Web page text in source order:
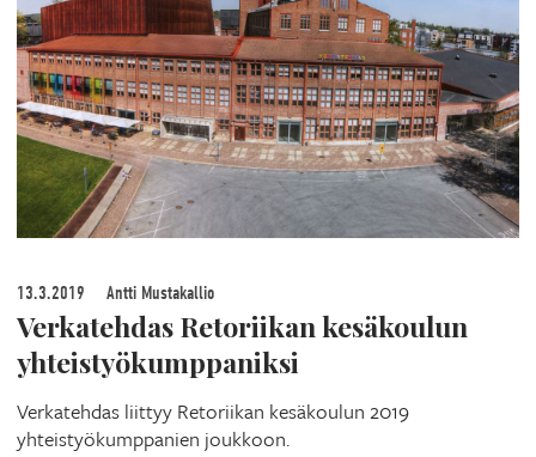
13.3.2019 Antti Mustakallio
Verkatehdas Retoriikan kesäkoulun
yhteistyökumppaniksi
Verkatehdas liittyy Retoriikan kesäkoulun 2019
yhteistyökumppanien joukkoon.